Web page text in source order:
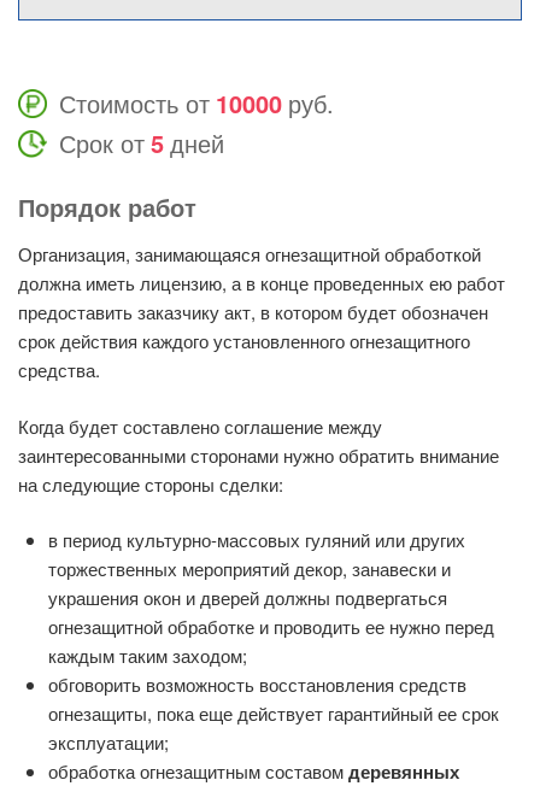
Стоимость от 10000 руб.
Срок от5дней
Порядок работ
Организация, занимающаяся огнезащитной обработкой
должна иметь лицензию, а в конце проведенных ею работ
предоставить заказчику акт, в котором будет обозначен
срок действия каждого установленного огнезащитного
средства.
Когда будет составлено соглашение между
заинтересованными сторонами нужно обратить внимание
на следующие стороны сделки:
в период культурно-массовых гуляний или других
торжественных мероприятий декор, занавески и
украшения окон и дверей должны подвергаться
огнезащитной обработке и проводить ее нужно перед
каждым таким заходом;
обговорить возможность восстановления средств
огнезащиты, пока еще действует гарантийный ее срок
эксплуатации;
обработка огнезащитным составомдеревянных